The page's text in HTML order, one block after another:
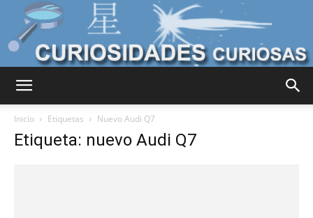
Inicio Etiquetas Nuevo Audi Q7
Etiqueta: nuevo Audi Q7